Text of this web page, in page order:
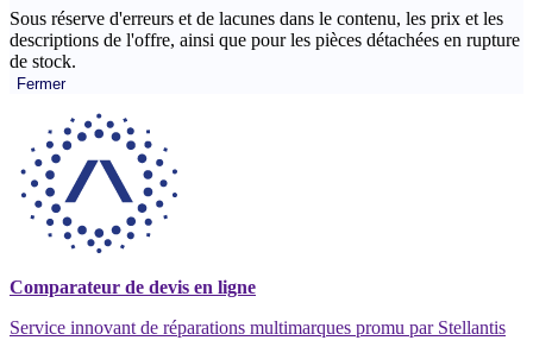
Sous réserve d'erreurs et de lacunes dans le contenu, les prix et les
descriptions de l'offre, ainsi que pour les pièces détachées en rupture
de stock.
Fermer
Comparateur de devis en ligne
Service innovant de réparations multimarques promu par Stellantis